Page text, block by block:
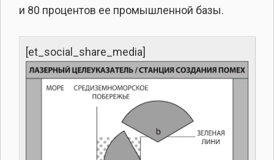
и 80 процентов ее промышленной базы.
[et_social_share_media]